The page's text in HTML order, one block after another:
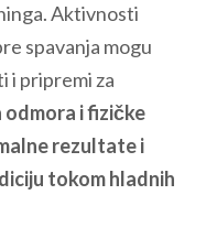
Aktivnosti
spavanja mogu
i pripremi za
odmora i fizičke
rezultate i
tokom hladnih